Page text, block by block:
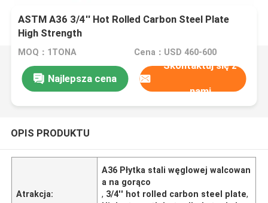
ASTM A36 3/4'' Hot Rolled Carbon Steel Plate
High Strength
MOQ：1TONA Cena：USD 460-600
Najlepsza cena
Skontaktuj się z
nami
OPIS PRODUKTU
Atrakcja:
A36 Płytka stali węglowej walcowan
a na gorąco
, 3/4'' hot rolled carbon steel plate,